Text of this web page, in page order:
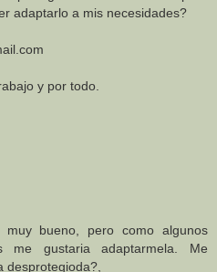
adaptarlo a mis necesidades?
y por todo.
bueno, pero como algunos
me gustaria adaptarmela. Me
desprotegioda?,